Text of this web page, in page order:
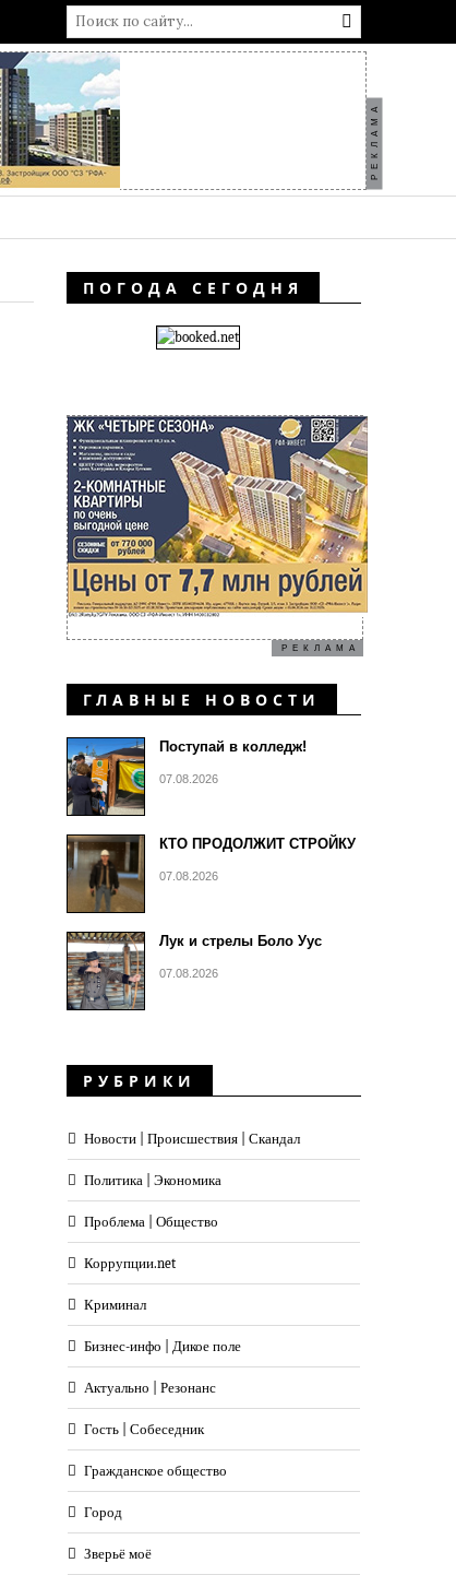
РЕКЛАМА
ПОГОДА СЕГОДНЯ
РЕКЛАМА
ГЛАВНЫЕ НОВОСТИ
Поступай в колледж!
07.08.2026
КТО ПРОДОЛЖИТ СТРОЙКУ
07.08.2026
Лук и стрелы Боло Уус
07.08.2026
РУБРИКИ
Новости | Происшествия | Скандал
Политика | Экономика
Проблема | Общество
Коррупции.net
Криминал
Бизнес-инфо | Дикое поле
Актуально | Резонанс
Гость | Собеседник
Гражданское общество
Город
Зверьё моё